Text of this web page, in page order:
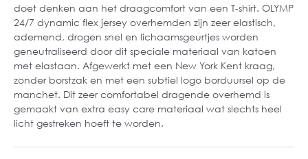
doet denken aan het draagcomfort van een T-shirt. OLYMP
24/7 dynamic flex jersey overhemden zijn zeer elastisch,
ademend, drogen snel en lichaamsgeurtjes worden
geneutraliseerd door dit speciale materiaal van katoen
met elastaan. Afgewerkt met een New York Kent kraag,
zonder borstzak en met een subtiel logo borduursel op de
manchet. Dit zeer comfortabel dragende overhemd is
gemaakt van extra easy care materiaal wat slechts heel
licht gestreken hoeft te worden.